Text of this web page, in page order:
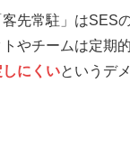
先常駐」はSES
やチームは定期
にくいというデ